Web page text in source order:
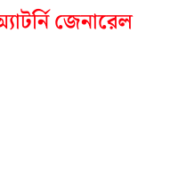
জেনারেল